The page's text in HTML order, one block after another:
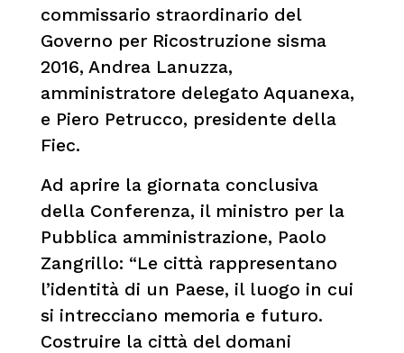
commissario straordinario del
Governo per Ricostruzione sisma
2016, Andrea Lanuzza,
amministratore delegato Aquanexa,
e Piero Petrucco, presidente della
Fiec.
Ad aprire la giornata conclusiva
della Conferenza, il ministro per la
Pubblica amministrazione, Paolo
Zangrillo: “Le città rappresentano
l’identità di un Paese, il luogo in cui
si intrecciano memoria e futuro.
Costruire la città del domani